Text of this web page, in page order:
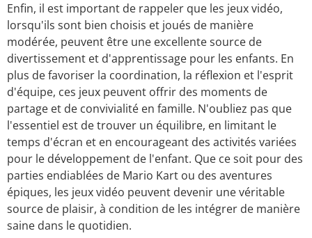
Enfin, il est important de rappeler que les jeux vidéo,
lorsqu'ils sont bien choisis et joués de manière
modérée, peuvent être une excellente source de
divertissement et d'apprentissage pour les enfants. En
plus de favoriser la coordination, la réflexion et l'esprit
d'équipe, ces jeux peuvent offrir des moments de
partage et de convivialité en famille. N'oubliez pas que
l'essentiel est de trouver un équilibre, en limitant le
temps d'écran et en encourageant des activités variées
pour le développement de l'enfant. Que ce soit pour des
parties endiablées de Mario Kart ou des aventures
épiques, les jeux vidéo peuvent devenir une véritable
source de plaisir, à condition de les intégrer de manière
saine dans le quotidien.